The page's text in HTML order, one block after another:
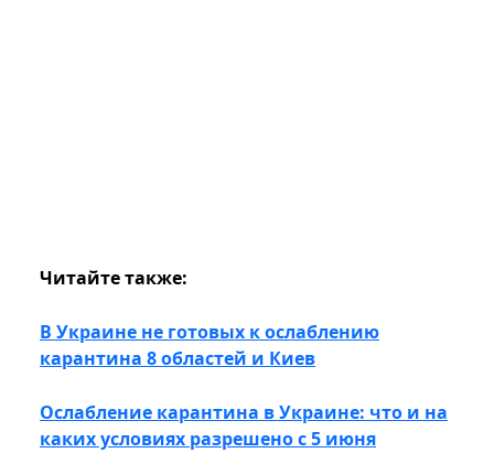
Читайте также:
В Украине не готовых к ослаблению
карантина 8 областей и Киев
Ослабление карантина в Украине: что и на
каких условиях разрешено с 5 июня